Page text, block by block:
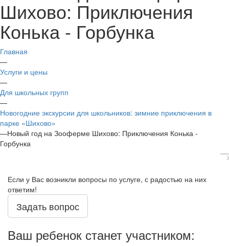
Шихово: Приключения
Конька - Горбунка
Главная
—
Услуги и цены
—
Для школьных групп
—
Новогодние экскурсии для школьников: зимние приключения в
парке «Шихово»
—Новый год на Зооферме Шихово: Приключения Конька -
Горбунка
Если у Вас возникли вопросы по услуге, с радостью на них
ответим!
Задать вопрос
Ваш ребенок станет участником: